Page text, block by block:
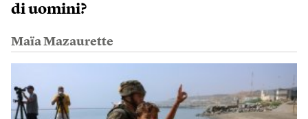
di uomini?
Maïa Mazaurette